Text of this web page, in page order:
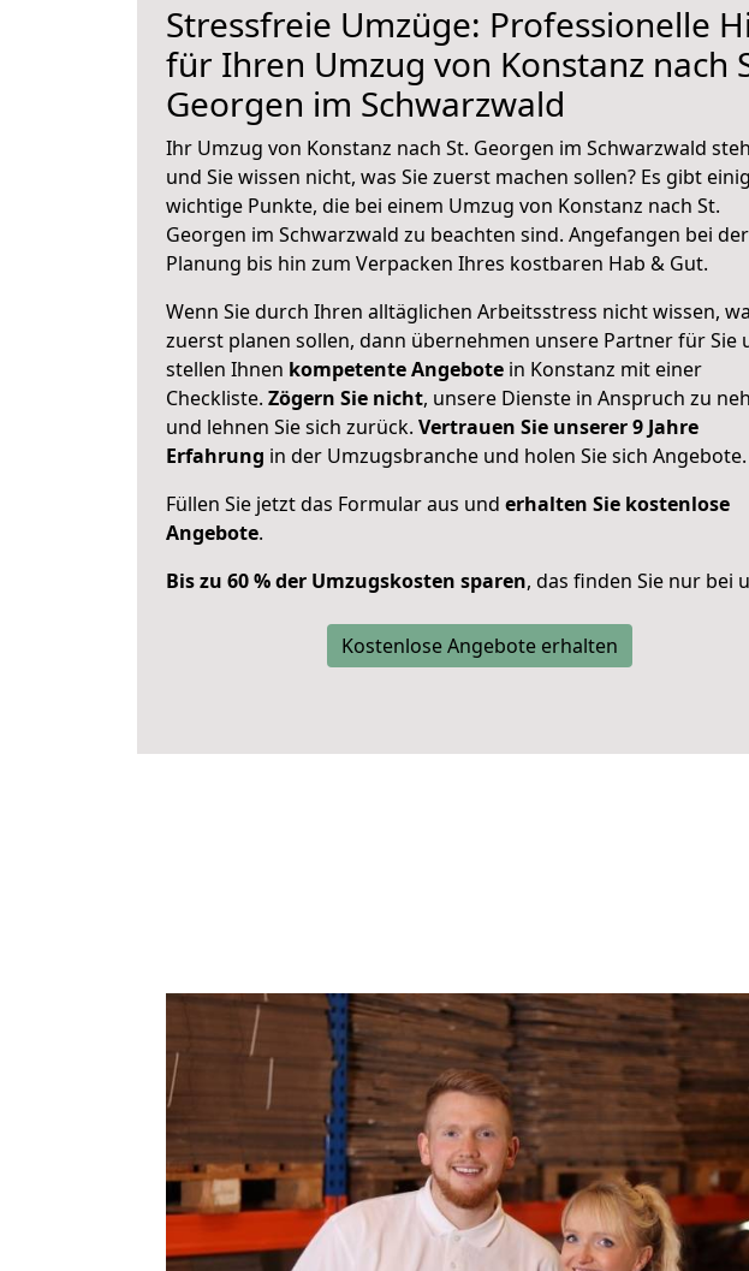
Stressfreie Umzüge: Professionelle
für Ihren Umzug von Konstanz nach
Georgen im Schwarzwald
Ihr Umzug von Konstanz nach St. Georgen im Schwarzwald
und Sie wissen nicht, was Sie zuerst machen sollen? Es gibt
wichtige Punkte, die bei einem Umzug von Konstanz nach St.
Georgen im Schwarzwald zu beachten sind. Angefangen bei der
Planung bis hin zum Verpacken Ihres kostbaren Hab & Gut.
Wenn Sie durch Ihren alltäglichen Arbeitsstress nicht wissen,
zuerst planen sollen, dann übernehmen unsere Partner für Sie
stellen Ihnen kompetente Angebote in Konstanz mit einer
Checkliste. Zögern Sie nicht, unsere Dienste in Anspruch zu
und lehnen Sie sich zurück. Vertrauen Sie unserer 9 Jahre
Erfahrung in der Umzugsbranche und holen Sie sich Angebote.
Füllen Sie jetzt das Formular aus und erhalten Sie kostenlose
Angebote.
Bis zu 60 % der Umzugskosten sparen, das finden Sie nur bei
Kostenlose Angebote erhalten